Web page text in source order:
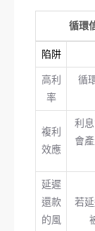
循環
陷阱
高利
率
循
複利
效應
利
會
延遲
還款
的風
若